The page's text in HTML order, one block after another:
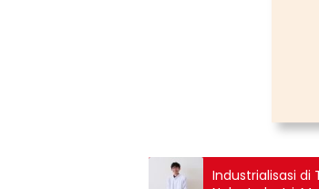
Industrialisasi di